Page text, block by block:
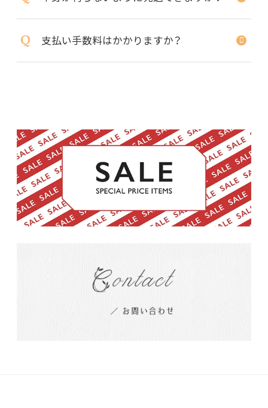
Q 支払い手数料はかかりますか？